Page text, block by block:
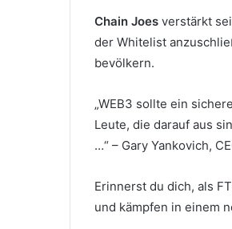
Chain Joes verstärkt
der Whitelist
bevölkern.
„WEB3 sollte ein
Leute, die darauf aus
…“ – Gary Yankovich,
Erinnerst du dich, als
und kämpfen in einem